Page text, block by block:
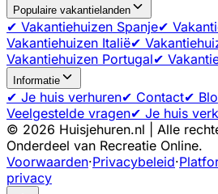
Populaire vakantielanden
✔ Vakantiehuizen Spanje✔
Vakantiehuizen Italië✔
Vakantiehuizen Portugal✔
Informatie
✔ Je huis verhuren✔ Contact✔
Veelgestelde vragen✔ Je huis
© 2026 Huisjehuren.nl | Alle
Onderdeel van Recreatie Online.
Voorwaarden·Privacybeleid·
privacy